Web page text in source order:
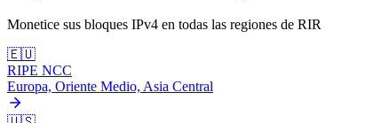
Monetice sus bloques IPv4 en todas las regiones de RIR
🇪🇺
RIPE NCC
Europa, Oriente Medio, Asia Central